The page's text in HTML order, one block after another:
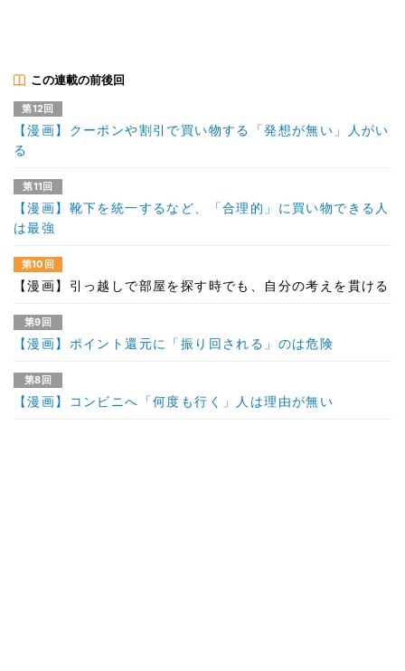
この連載の前後回
第12回
【漫画】クーポンや割引で買い物する「発想が無い」人がい
る
第11回
【漫画】靴下を統一するなど、「合理的」に買い物できる人
は最強
第10回
【漫画】引っ越しで部屋を探す時でも、自分の考えを貫ける
第9回
【漫画】ポイント還元に「振り回される」のは危険
第8回
【漫画】コンビニへ「何度も行く」人は理由が無い